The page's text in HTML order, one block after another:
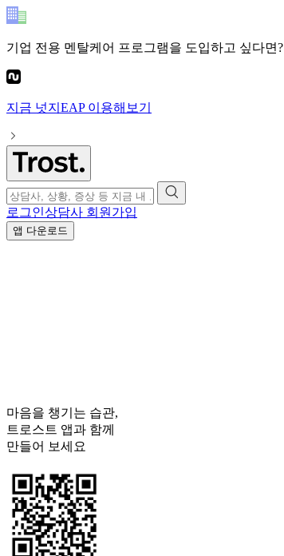
기업 전용 멘탈케어 프로그램을 도입하고 싶다면?
지금 넛지EAP이용해보기
로그인상담사 회원가입
앱 다운로드
마음을 챙기는 습관,
트로스트 앱과 함께
만들어 보세요